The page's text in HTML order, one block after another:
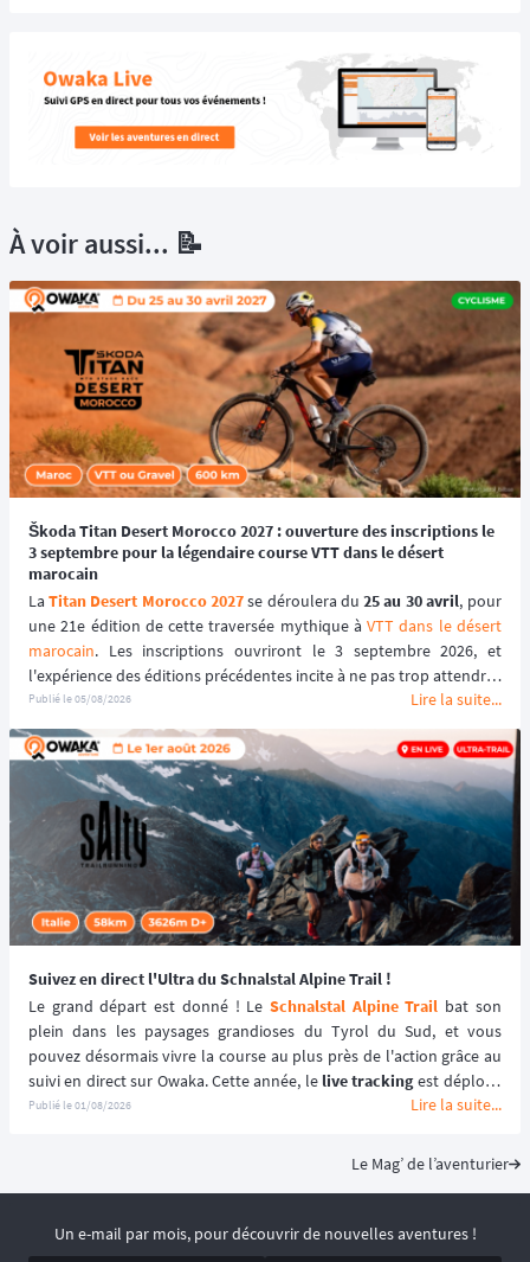
À voir aussi... 📝
Škoda Titan Desert Morocco 2027 : ouverture des inscriptions le
3 septembre pour la légendaire course VTT dans le désert
marocain
La Titan Desert Morocco 2027 se déroulera du 25 au 30 avril, pour
une 21e édition de cette traversée mythique à VTT dans le désert
marocain. Les inscriptions ouvriront le 3 septembre 2026, et
l'expérience des éditions précédentes incite à ne pas trop attendre :
le tarif early bird, réservé aux 100 premiers inscrits, s'est envolé en
quelques heures les années passées.
Publié le05/08/2026 Lire la suite...
Suivez en direct l'Ultra du Schnalstal Alpine Trail !
Le grand départ est donné ! Le Schnalstal Alpine Trail bat son
plein dans les paysages grandioses du Tyrol du Sud, et vous
pouvez désormais vivre la course au plus près de l'action grâce au
suivi en direct sur Owaka. Cette année, le live tracking est déployé
spécifiquement pour la distance reine de l'événement afin de
Publié le01/08/2026 Lire la suite...
Le Mag’ de l’aventurier
Un e-mail par mois, pour découvrir de nouvelles aventures !